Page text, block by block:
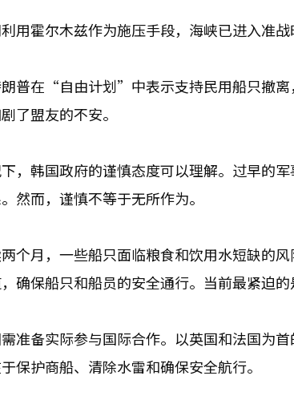
用霍尔木兹作为施压手段，海峡已进入准
普在“自由计划”中表示支持民用船只撤
了盟友的不安。
，韩国政府的谨慎态度可以理解。过早的
然而，谨慎不等于无所作为。
个月，一些船只面临粮食和饮用水短缺的
确保船只和船员的安全通行。当前最紧迫
准备实际参与国际合作。以英国和法国为
保护商船、清除水雷和确保安全航行。